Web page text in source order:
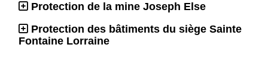
Protection de la mine Joseph Else
Protection des bâtiments du siège Sainte
Fontaine Lorraine